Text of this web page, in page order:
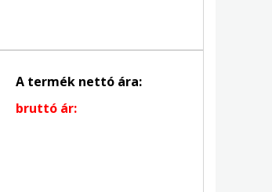
A termék nettó ára:
bruttó ár: